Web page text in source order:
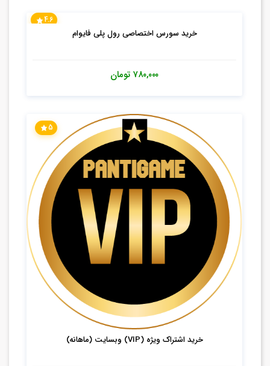
4.6
خرید سورس اختصاصی رول پلی فایوام
۷۸۰,۰۰۰ تومان
5
خرید اشتراک ویژه (VIP) وبسایت (ماهانه)